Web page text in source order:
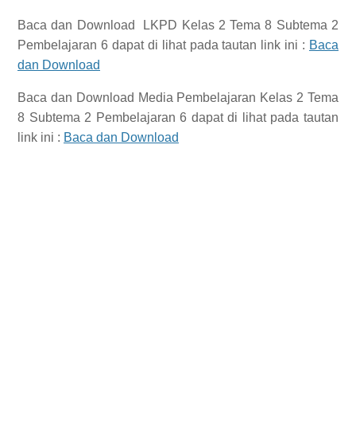
Baca dan Download
LKPD Kelas 2 Tema 8 Subtema 2
Pembelajaran 6 dapat di lihat pada tautan link ini : Baca
dan Download
Baca dan Download Media Pembelajaran Kelas 2 Tema
8 Subtema 2 Pembelajaran 6 dapat di lihat pada tautan
link ini : Baca dan Download